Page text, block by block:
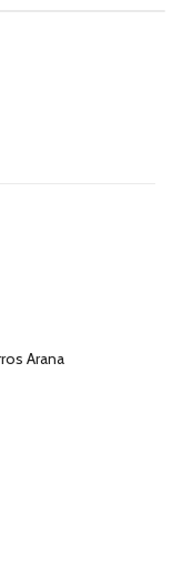
Arana